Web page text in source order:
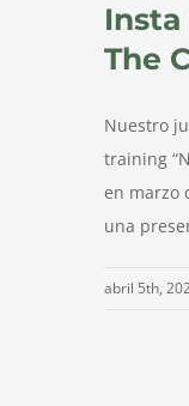
The
Nuestro
training
en marzo
una
abril 5th,